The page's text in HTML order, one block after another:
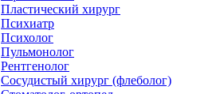
Пластический хирург
Психиатр
Психолог
Пульмонолог
Рентгенолог
Сосудистый хирург (флеболог)